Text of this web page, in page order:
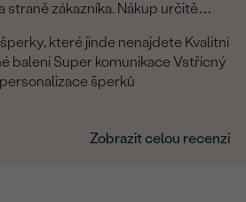
straně zákazníka. Nákup určitě
které jinde nenajdete Kvalitní
Vstřícný
šperků
Zobrazit celou recenzi